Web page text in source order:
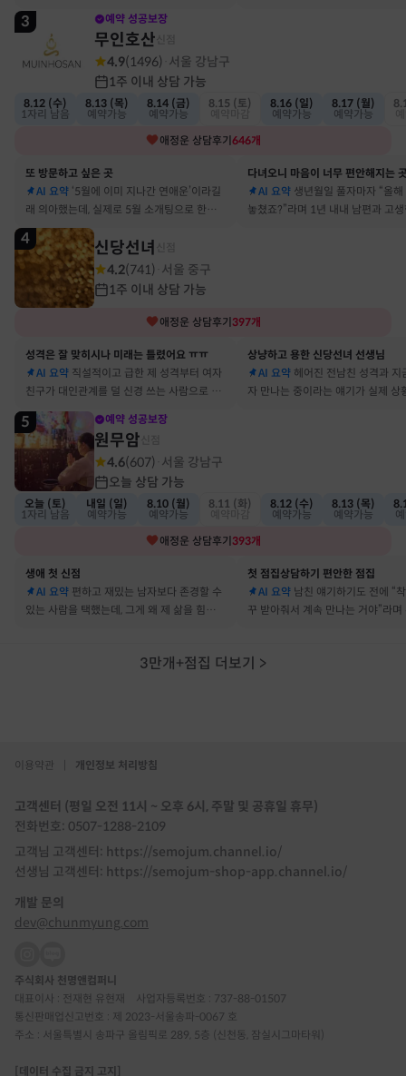
결혼 생활 끝에 이혼 숙고 중이에요
3 예약 성공보장
무인호산
4.9(1496) 서울 강남구
1주 이내 상담 가능
8.12 (수)
1자리 남음
8.13 (목)
예약가능
8.14 (금)
예약가능
8.15 (토)
8.16 (일)
예약가능
8.17 (월)
예약가능
애정운 상담후기 646개
또 방문하고 싶은 곳
AI 요약 ‘5월에 이미 지나간 연애운’이라길
래 의아했는데, 실제로 5월 소개팅으로 한참
고민했던 사람이 있었어요
다녀오니 마음이 너무 편안해지는
AI 요약 생년월일 풀자마자 “올
놓쳤죠?”라며 1년 내내 남편과 고
4 신당선녀
4.2(741) 서울 중구
1주 이내 상담 가능
애정운 상담후기 397개
성격은 잘 맞히시나 미래는 틀렸어요 ㅠㅠ
AI 요약 직설적이고 급한 제 성격부터 여자
친구가 대인관계를 덜 신경 쓰는 사람으로 바
뀔 거란 말까지 그대로 현실이 됐어요
상냥하고 용한 신당선녀 선생님
AI 요약 헤어진 전남친 성격과 지
자 만나는 중이라는 얘기가 실제 상
5 예약 성공보장
원무암
4.6(607) 서울 강남구
오늘 상담 가능
오늘 (토)
1자리 남음
내일 (일)
예약가능
8.10 (월)
예약가능
8.11 (화)
8.12 (수)
예약가능
8.13 (목)
예약가능
애정운 상담후기 393개
생애 첫 신점
AI 요약 편하고 재밌는 남자보다 존경할 수
있는 사람을 택했는데, 그게 왜 제 삶을 힘들게
첫 점집상담하기 편안한 점집
AI 요약 남친 얘기하기도 전에 “
꾸 받아줘서 계속 만나는 거야”라며
3만개+점집 더보기 >
이용약관 개인정보 처리방침
고객센터 (평일 오전 11시 ~ 오후 6시, 주말 및 공휴일 휴무)
전화번호: 0507-1288-2109
고객님 고객센터: https://semojum.channel.io/
선생님 고객센터: https://semojum-shop-app.channel.io/
개발 문의
dev@chunmyung.com
주식회사 천명앤컴퍼니
대표이사 : 전재현 유현재 사업자등록번호 : 737-88-01507
통신판매업신고번호 : 제 2023-서울송파-0067 호
주소 : 서울특별시 송파구 올림픽로 289, 5층 (신천동, 잠실시그마타워)
[데이터 수집 금지 고지]